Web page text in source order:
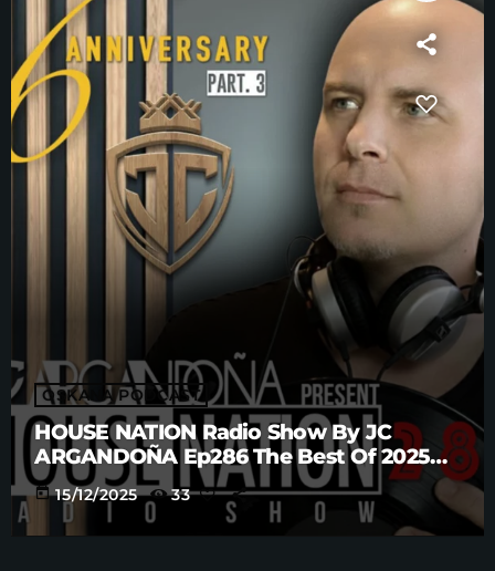
OSKANA PODCAST
HOUSE NATION Radio Show By JC
ARGANDOÑA Ep286 The Best Of 2025
Anniversary Part. 3
today 15/12/2025 33